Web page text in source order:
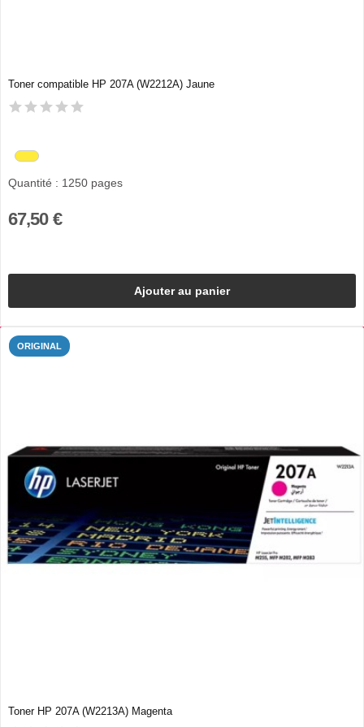
Toner compatible HP 207A (W2212A) Jaune
Quantité : 1250 pages
67,50 €
Ajouter au panier
ORIGINAL
Toner HP 207A (W2213A) Magenta